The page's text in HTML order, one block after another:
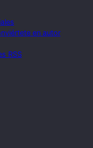
en autor
RSS